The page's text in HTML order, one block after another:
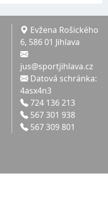
Evžena Rošického
6, 586 01 Jihlava
jus@sportjihlava.cz
Datová schránka:
4asx4n3
724 136 213
567 301 938
567 309 801